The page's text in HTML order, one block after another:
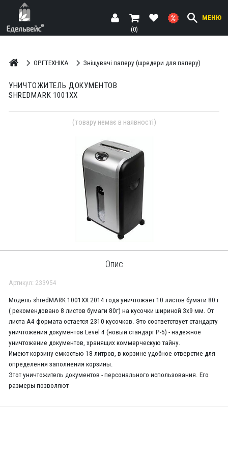
МЕНЮ
(0)
ОРГТЕХНІКА Зніщувачі паперу (шредери для паперу)
УНИЧТОЖИТЕЛЬ ДОКУМЕНТОВ
SHREDMARK 1001XX
(товару немає в наявності)
Опис
Артикул: 233954
Модель shredMARK 1001XX 2014 года уничтожает 10 листов бумаги 80 г
( рекомендовано 8 листов бумаги 80г) на кусочки шириной 3х9 мм. От
листа А4 формата остается 2310 кусочков. Это соответствует стандарту
уничтожения документов Level 4 (новый стандарт P-5) - надежное
уничтожение документов, хранящих коммерческую тайну.
Имеют корзину емкостью 18 литров, в корзине удобное отверстие для
определения заполнения корзины.
Этот уничтожитель документов - персонального использования. Его
размеры позволяют